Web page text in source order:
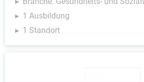
1 Ausbildung
1 Standort